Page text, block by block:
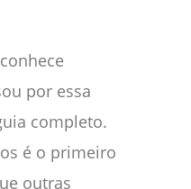
por essa
completo.
é o primeiro
outras